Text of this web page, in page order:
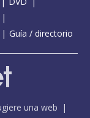
Guía / directorio
una web